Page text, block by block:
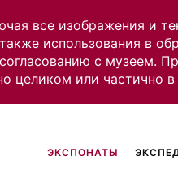
все изображения и
использования в
с музеем.
целиком или частично
ЭКСПОНАТЫ